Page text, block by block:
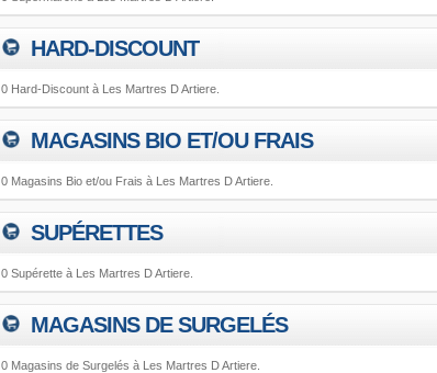
HARD-DISCOUNT
0 Hard-Discount à Les Martres D Artiere.
MAGASINS BIO ET/OU FRAIS
0 Magasins Bio et/ou Frais à Les Martres D Artiere.
SUPÉRETTES
0 Supérette à Les Martres D Artiere.
MAGASINS DE SURGELÉS
0 Magasins de Surgelés à Les Martres D Artiere.